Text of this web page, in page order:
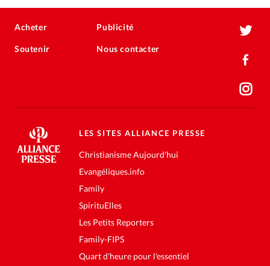
Acheter
Soutenir
Publicité
Nous contacter
LES SITES ALLIANCE PRESSE
Christianisme Aujourd'hui
Evangéliques.info
Family
SpirituElles
Les Petits Reporters
Family-FIPS
Quart d'heure pour l'essentiel